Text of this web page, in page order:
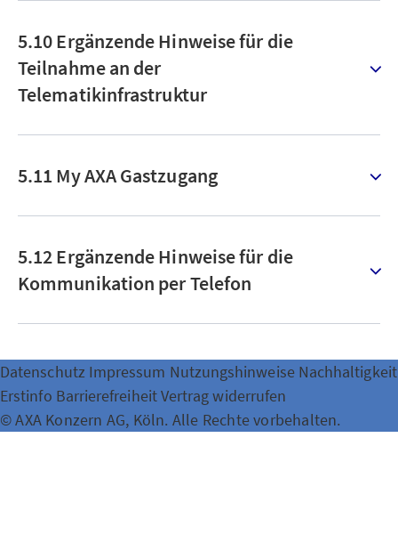
5.10 Ergänzende Hinweise für die
Teilnahme an der
Telematikinfrastruktur
5.11 My AXA Gastzugang
5.12 Ergänzende Hinweise für die
Kommunikation per Telefon
Datenschutz Impressum Nutzungshinweise Nachhaltigkeit
Erstinfo BarrierefreiheitVertrag widerrufen
© AXA Konzern AG, Köln. Alle Rechte vorbehalten.